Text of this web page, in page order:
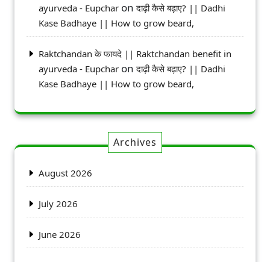
ayurveda - Eupchar onदाढ़ी कैसे बढ़ाए? || Dadhi
Kase Badhaye || How to grow beard,
Raktchandan के फायदे || Raktchandan benefit in
ayurveda - Eupchar onदाढ़ी कैसे बढ़ाए? || Dadhi
Kase Badhaye || How to grow beard,
Archives
August 2026
July 2026
June 2026